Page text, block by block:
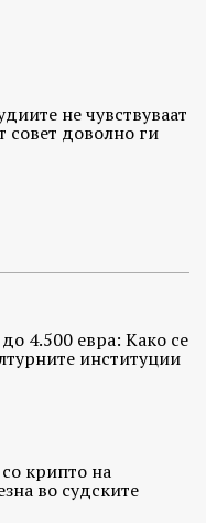
не чувствуваат
совет доволно ги
4.500 евра: Како се
институции
крипто на
во судските